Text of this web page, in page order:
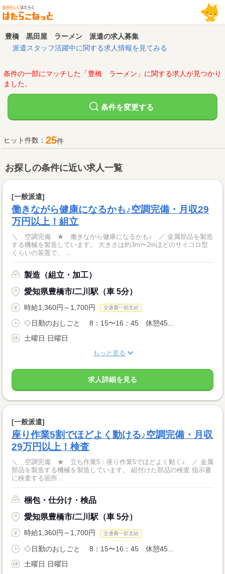
豊橋 黒田屋 ラーメン 派遣の求人募集
派遣スタッフ活躍中に関する求人情報を見てみる
条件の一部にマッチした「豊橋 ラーメン」に関する求人が見つかり
ました。
条件を変更する
ヒット件数： 25件
お探しの条件に近い求人一覧
[一般派遣]
働きながら健康になるかも♪空調完備・月収29
万円以上！組立
＼ 空調完備 ★ 働きながら健康になるかも♪ ／ 金属部品を製造
する機械を製造しています。 大きさは約3m〜2mほどのサイコロ型
くらいの装置で、 ...
製造（組立・加工）
愛知県豊橋市/二川駅（車 5分）
時給1,360円～1,700円 交通費一部支給
◇日勤のおしごと 8：15〜16：45 休憩45...
土曜日 日曜日
もっと見る
求人詳細を見る
[一般派遣]
座り作業5割でほどよく動ける♪空調完備・月収
29万円以上！検査
＼ 空調完備 ★ 立ち作業5：座り作業5でほどよく動く♪ ／ 金属
部品を製造する機械を製造しています。 組付けた部品の検査 指示書
に検査する箇所...
梱包・仕分け・検品
愛知県豊橋市/二川駅（車 5分）
時給1,360円～1,700円 交通費一部支給
◇日勤のおしごと 8：15〜16：45 休憩45...
土曜日 日曜日